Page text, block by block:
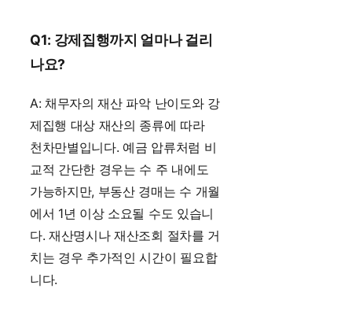
Q1: 강제집행까지 얼마나 걸리
나요?
A: 채무자의 재산 파악 난이도와 강
제집행 대상 재산의 종류에 따라
천차만별입니다. 예금 압류처럼 비
교적 간단한 경우는 수 주 내에도
가능하지만, 부동산 경매는 수 개월
에서 1년 이상 소요될 수도 있습니
다. 재산명시나 재산조회 절차를 거
치는 경우 추가적인 시간이 필요합
니다.